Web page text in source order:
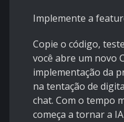
Implemente a
Copie o código,
você abre um novo
implementação da
na tentação de
chat. Com o tempo
começa a tornar a